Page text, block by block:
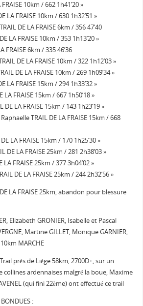
10km / 662 1h41’20 »
LA FRAISE 10km / 630 1h32’51 »
DE LA FRAISE 6km / 356 47’40
LA FRAISE 10km / 353 1h13’20 »
FRAISE 6km / 335 46’36
DE LA FRAISE 10km / 322 1h12’03 »
DE LA FRAISE 10km / 269 1h09’34 »
LA FRAISE 15km / 294 1h33’32 »
LA FRAISE 15km / 667 1h50’18 »
DE LA FRAISE 15km / 143 1h23’19 »
TRAIL DE LA FRAISE 15km / 668
LA FRAISE 15km / 170 1h25’30 »
DE LA FRAISE 25km / 281 2h38’03 »
FRAISE 25km / 377 3h04’02 »
DE LA FRAISE 25km / 244 2h32’56 »
LA FRAISE 25km, abandon pour blessure
Elizabeth GRONIER, Isabelle et Pascal
Martine GILLET, Monique GARNIER,
MARCHE
près de Liège 58km, 2700D+, sur un
collines ardennaises malgré la boue, Maxime
(qui fini 22ème) ont effectué ce trail
: